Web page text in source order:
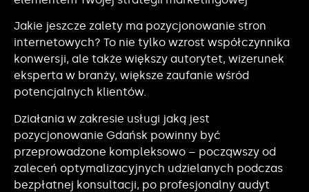
Jakie jeszcze zalety ma pozycjonowanie stron
internetowych? To nie tylko wzrost współczynnika
konwersji, ale także większy autorytet, wizerunek
eksperta w branży, większe zaufanie wśród
potencjalnych klientów.
Działania w zakresie usługi jaką jest
pozycjonowanie Gdańsk powinny być
przeprowadzone kompleksowo – począwszy od
zaleceń optymalizacyjnych udzielanych podczas
bezpłatnej konsultacji, po profesjonalny audyt